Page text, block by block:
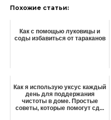
Похожие статьи:
Как с помощью луковицы и
соды избавиться от тараканов
Как я использую уксус каждый
день для поддержания
чистоты в доме. Простые
советы, которые помогут сд...